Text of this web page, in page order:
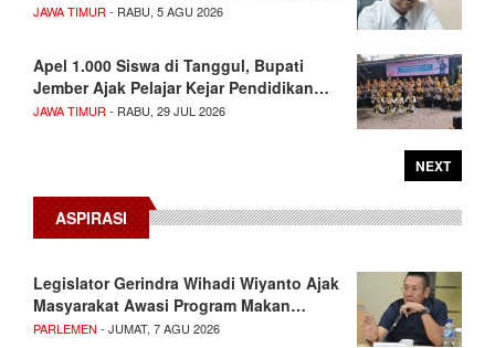
JAWA TIMUR - RABU, 5 AGU 2026
Apel 1.000 Siswa di Tanggul, Bupati
Jember Ajak Pelajar Kejar Pendidikan…
JAWA TIMUR - RABU, 29 JUL 2026
NEXT
ASPIRASI
Legislator Gerindra Wihadi Wiyanto Ajak
Masyarakat Awasi Program Makan…
PARLEMEN - JUMAT, 7 AGU 2026